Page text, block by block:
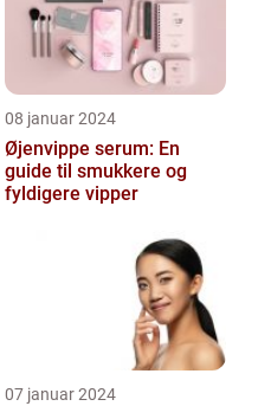
08 januar 2024
Øjenvippe serum: En
guide til smukkere og
fyldigere vipper
07 januar 2024